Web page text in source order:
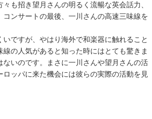
も招き望月さんの明るく流暢な英会話力、
ンサートの最後、一川さんの高速三味線を
ですが、やはり海外で和楽器に触れること
の人気があると知った時にはとても驚きま
いのです。まさに一川さんや望月さんの活
ッパに来た機会には彼らの実際の活動を見